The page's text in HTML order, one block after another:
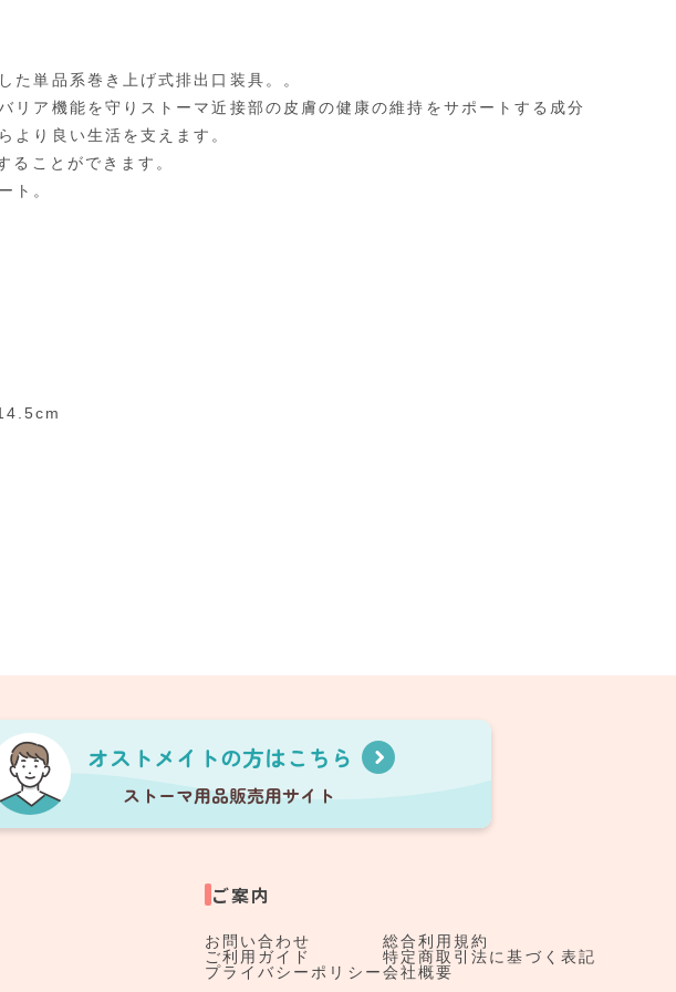
た単品系巻き上げ式排出口装具。。
リア機能を守りストーマ近接部の皮膚の健康の維持をサポートする成分
より良い生活を支えます。
ることができます。
ト。
ご案内
お問い合わせ
ご利用ガイド
プライバシーポリシー
総合利用規約
特定商取引法に基づく表記
会社概要